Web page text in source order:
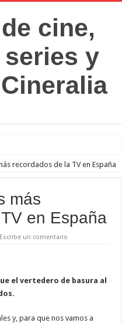
recordados de la TV en España
más
en España
Escribe un comentario
el vertedero de basura al
y, para que nos vamos a